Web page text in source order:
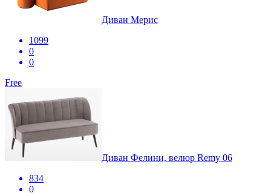
Диван Мерис
1099
0
0
Free
Диван Фелини, велюр Remy 06
834
0